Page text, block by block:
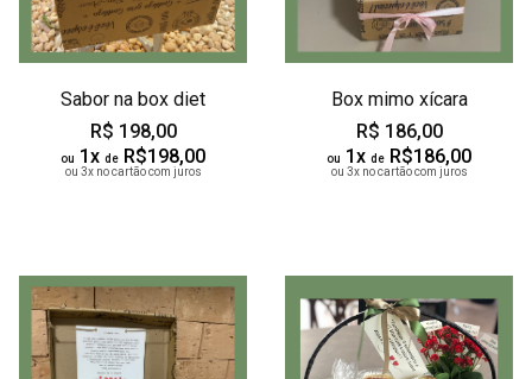
Sabor na box diet
R$ 198,00
ou 1x de R$198,00
ou 3x no cartão com juros
Box mimo xícara
R$ 186,00
ou 1x de R$186,00
ou 3x no cartão com juros